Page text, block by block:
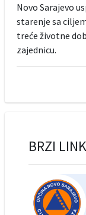
Novo Sarajevo
starenje sa
treće životne
zajednicu.
BRZI